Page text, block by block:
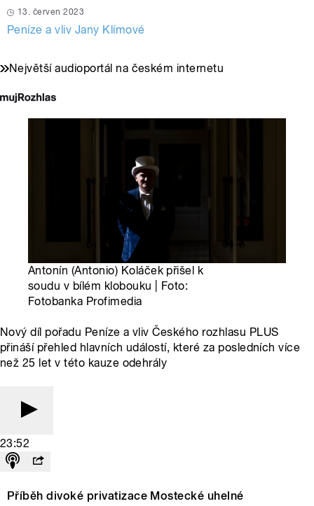
13. červen 2023
Peníze a vliv Jany Klímové
Největší audioportál na českém internetu
Antonín (Antonio) Koláček přišel k
soudu v bílém klobouku | Foto:
Fotobanka Profimedia
Nový díl pořadu Peníze a vliv Českého rozhlasu PLUS
přináší přehled hlavních událostí, které za posledních více
než 25 let v této kauze odehrály
23:52
Příběh divoké privatizace Mostecké uhelné